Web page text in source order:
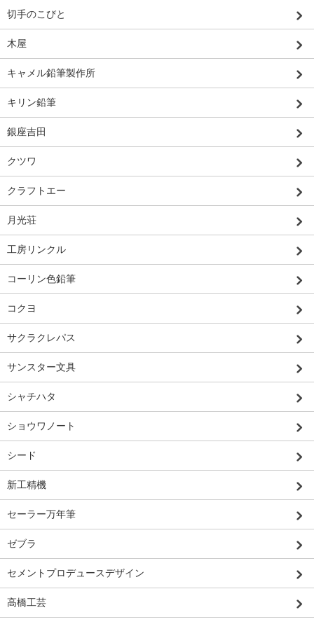
切手のこびと
木屋
キャメル鉛筆製作所
キリン鉛筆
銀座吉田
クツワ
クラフトエー
月光荘
工房リンクル
コーリン色鉛筆
コクヨ
サクラクレパス
サンスター文具
シャチハタ
ショウワノート
シード
新工精機
セーラー万年筆
ゼブラ
セメントプロデュースデザイン
高橋工芸